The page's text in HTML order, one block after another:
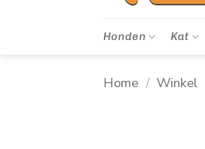
Honden Kat
Home / Winkel